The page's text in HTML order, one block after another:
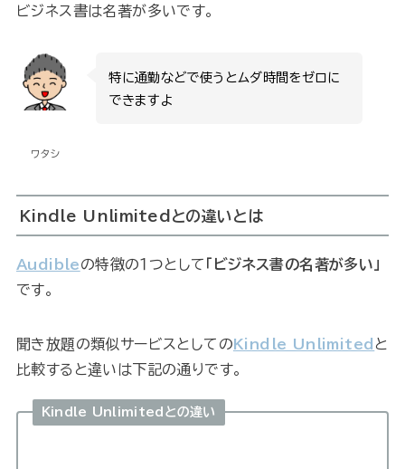
ビジネス書は名著が多いです。
ワタシ
特に通勤などで使うとムダ時間をゼロに
できますよ
Kindle Unlimitedとの違いとは
Audibleの特徴の１つとして
「ビジネス書の名著が多い」
です。
聞き放題の類似サービスとしての Kindle Unlimited と
比較すると違いは下記の通りです。
Kindle Unlimitedとの違い